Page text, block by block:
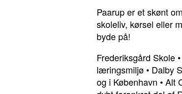
Paarup er et skønt
skoleliv, kørsel eller
byde på!
Frederiksgård Skole •
læringsmiljø • Dalby
og i København •Alt